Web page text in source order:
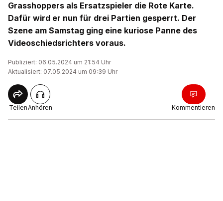
Grasshoppers als Ersatzspieler die Rote Karte.
Dafür wird er nun für drei Partien gesperrt. Der
Szene am Samstag ging eine kuriose Panne des
Videoschiedsrichters voraus.
Publiziert: 06.05.2024 um 21:54 Uhr
Aktualisiert: 07.05.2024 um 09:39 Uhr
TeilenAnhören Kommentieren